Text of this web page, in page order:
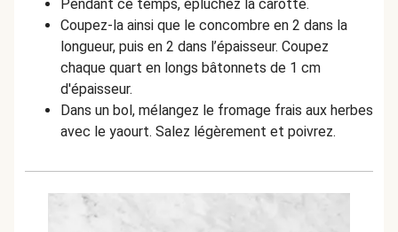
Pendant ce temps, épluchez la carotte.
Coupez-la ainsi que le concombre en 2 dans la
longueur, puis en 2 dans l’épaisseur. Coupez
chaque quart en longs bâtonnets de 1 cm
d'épaisseur.
Dans un bol, mélangez le fromage frais aux herbes
avec le yaourt. Salez légèrement et poivrez.